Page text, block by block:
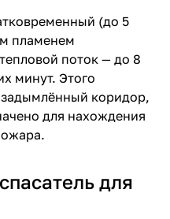
(до 5
пламенем
поток — до 8
минут. Этого
коридор,
для нахождения
для